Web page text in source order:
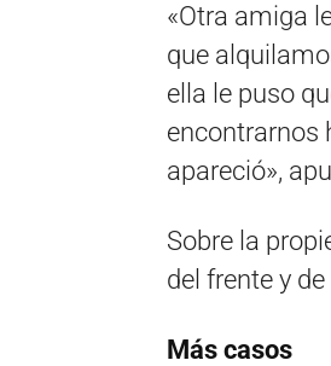
«Otra amiga
que
ella le puso
encontrarnos
apareció»,
Sobre la
del frente y
Más casos